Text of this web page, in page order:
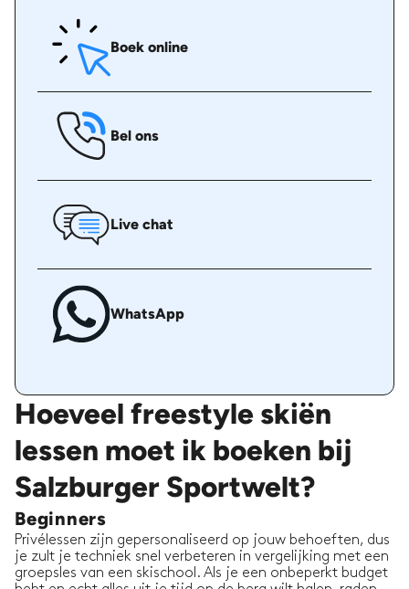
Boek online
Bel ons
Live chat
WhatsApp
Hoeveel freestyle skiën
lessen moet ik boeken bij
Salzburger Sportwelt?
Beginners
Privélessen zijn gepersonaliseerd op jouw behoeften, dus
je zult je techniek snel verbeteren in vergelijking met een
groepsles van een skischool. Als je een onbeperkt budget